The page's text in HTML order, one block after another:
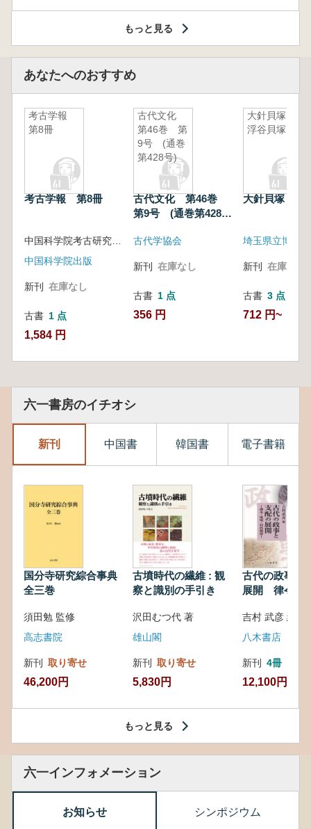
もっと見る
あなたへのおすすめ
考古学報
第8冊
考古学報 第8冊
中国科学院出版
新刊 在庫なし
古書 1 点
1,584 円
古代文化
第46巻 第
9号 (通巻
第428号)
古代文化 第46巻
第9号 (通巻第428
古代学協会
新刊 在庫なし
古書 1 点
356 円
大針貝塚・
浮谷貝塚
大針貝塚・浮
埼玉県立博物館
新刊 在庫なし
古書 3 点
712 円~
六一書房のイチオシ
新刊 中国書 韓国書 電子書籍
国分寺研究綜合事典
全三巻
須田勉 監修
高志書院
新刊 取り寄せ
46,200円
古墳時代の繊維 : 観
察と識別の手引き
沢田むつ代 著
雄山閣
新刊 取り寄せ
5,830円
古代の政事と
展開 律令・
吉村 武彦 編集
八木書店
新刊 4冊
12,100円
もっと見る
六一インフォメーション
お知らせ シンポジウム